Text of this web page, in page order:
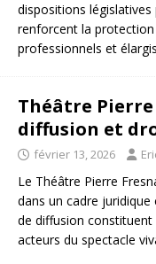
dispositions
renforcent la
professionnels et
Théâtre
diffusion et
février 13, 2026
Le Théâtre Pierre
dans un cadre
de diffusion
acteurs du spectacle